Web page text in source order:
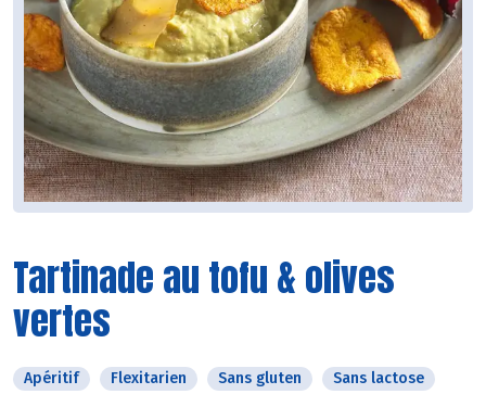
Tartinade au tofu & olives
vertes
Apéritif Flexitarien Sans gluten
Sans lactose